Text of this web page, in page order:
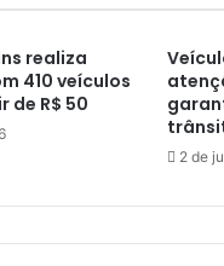
realiza
410 veículos
de R$ 50
2 de